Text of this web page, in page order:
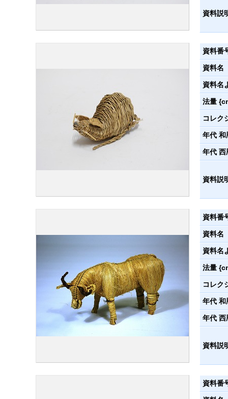
資料説
資料番
資料名
資料名
法量
コレク
年代 和
年代 西
資料説
資料番
資料名
資料名
法量
コレク
年代 和
年代 西
資料説
資料番